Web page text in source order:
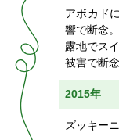
アボカド
響で断念。
露地でス
被害で断念
2015年
ズッキー